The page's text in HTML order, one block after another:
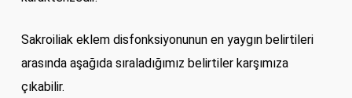
Sakroiliak eklem disfonksiyonunun en yaygın belirtileri
arasında aşağıda sıraladığımız belirtiler karşımıza
çıkabilir.